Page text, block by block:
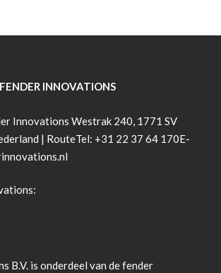
INNOVATIONS
Innovations Westrak 240, 1771 SV
| RouteTel: +31 22 37 64 170E-
B.V. is onderdeel van de fender